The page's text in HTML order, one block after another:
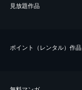
⾒放題作品
ポイント（レンタル）作品